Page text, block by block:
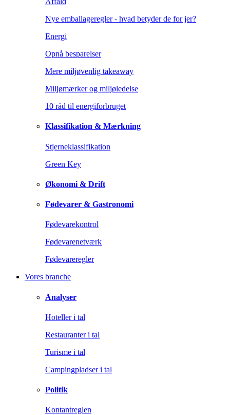
Nye emballageregler - hvad betyder de for jer?
Energi
Opnå besparelser
Mere miljøvenlig takeaway
Miljømærker og miljøledelse
10 råd til energiforbruget
Klassifikation & Mærkning
Stjerneklassifikation
Green Key
Økonomi & Drift
Fødevarer & Gastronomi
Fødevarekontrol
Fødevarenetværk
Fødevareregler
Vores branche
Analyser
Hoteller i tal
Restauranter i tal
Turisme i tal
Campingpladser i tal
Politik
Kontantreglen